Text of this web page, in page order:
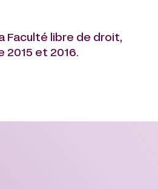
Faculté libre de droit,
2015 et 2016.